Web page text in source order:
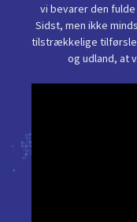
vi bevarer den
Sidst, men ikke
tilstrækkelige
og udland, at